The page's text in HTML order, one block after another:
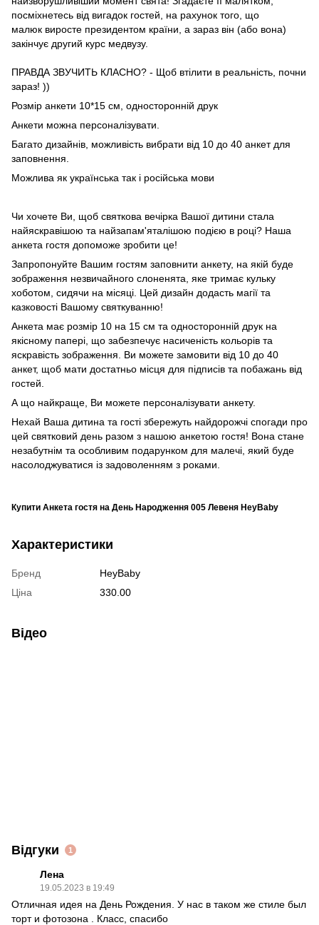
посміхнетесь від вигадок гостей, на рахунок того, що
малюк виросте президентом країни, а зараз він (або вона)
закінчує другий курс медвузу.
ПРАВДА ЗВУЧИТЬ КЛАСНО? - Щоб втілити в реальність, почни
зараз! ))
Розмір анкети 10*15 см, односторонній друк
Анкети можна персоналізувати.
Багато дизайнів, можливість вибрати від 10 до 40 анкет для
заповнення.
Можлива як українська так і російська мови
Чи хочете Ви, щоб святкова вечірка Вашої дитини стала
найяскравішою та найзапам'яталішою подією в році? Наша
анкета гостя допоможе зробити це!
Запропонуйте Вашим гостям заповнити анкету, на якій буде
зображення незвичайного слоненята, яке тримає кульку
хоботом, сидячи на місяці. Цей дизайн додасть магії та
казковості Вашому святкуванню!
Анкета має розмір 10 на 15 см та односторонній друк на
якісному папері, що забезпечує насиченість кольорів та
яскравість зображення. Ви можете замовити від 10 до 40
анкет, щоб мати достатньо місця для підписів та побажань від
гостей.
А що найкраще, Ви можете персоналізувати анкету.
Нехай Ваша дитина та гості збережуть найдорожчі спогади про
цей святковий день разом з нашою анкетою гостя! Вона стане
незабутнім та особливим подарунком для малечі, який буде
насолоджуватися із задоволенням з роками.
Купити Анкета гостя на День Народження 005 Левеня HeyBaby
Характеристики
Бренд
HeyBaby
Ціна
330.00
Відео
Відгуки 1
Лена
19.05.2023 в 19:49
Отличная идея на День Рождения. У нас в таком же стиле был
торт и фотозона . Класс, спасибо